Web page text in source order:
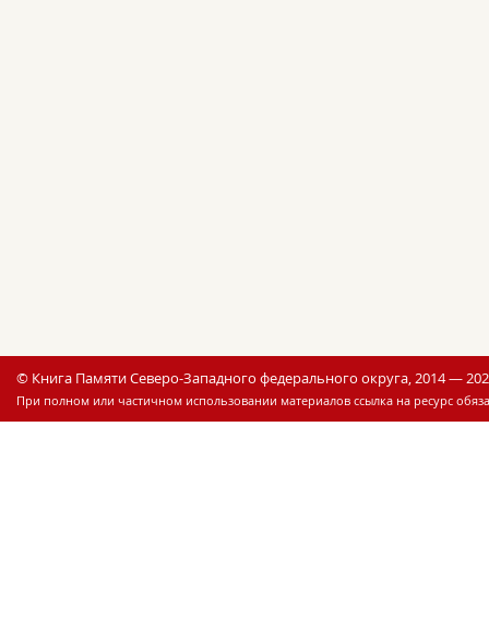
© Книга Памяти Северо-Западного федерального округа, 2014 —
При полном или частичном использовании материалов ссылка на ресурс